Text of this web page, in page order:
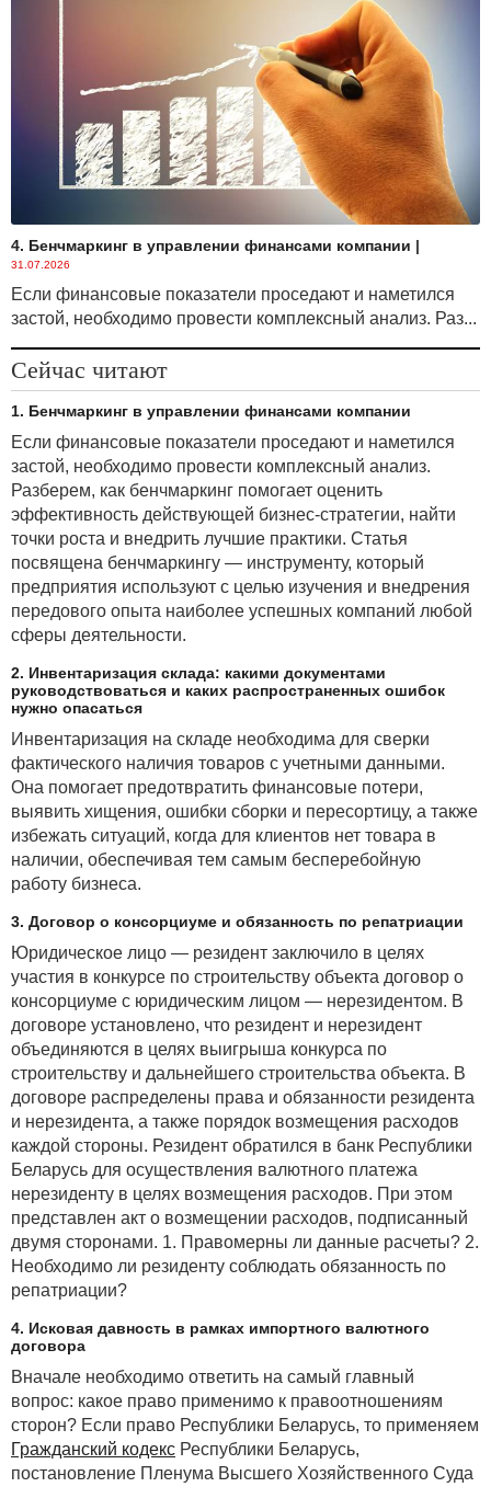
4. Бенчмаркинг в управлении финансами компании |
31.07.2026
Если финансовые показатели проседают и наметился
застой, необходимо провести комплексный анализ. Раз...
Сейчас читают
1. Бенчмаркинг в управлении финансами компании
Если финансовые показатели проседают и наметился
застой, необходимо провести комплексный анализ.
Разберем, как бенчмаркинг помогает оценить
эффективность действующей бизнес-стратегии, найти
точки роста и внедрить лучшие практики. Статья
посвящена бенчмаркингу — инструменту, который
предприятия используют с целью изучения и внедрения
передового опыта наиболее успешных компаний любой
сферы деятельности.
2. Инвентаризация склада: какими документами
руководствоваться и каких распространенных ошибок
нужно опасаться
Инвентаризация на складе необходима для сверки
фактического наличия товаров с учетными данными.
Она помогает предотвратить финансовые потери,
выявить хищения, ошибки сборки и пересортицу, а также
избежать ситуаций, когда для клиентов нет товара в
наличии, обеспечивая тем самым бесперебойную
работу бизнеса.
3. Договор о консорциуме и обязанность по репатриации
Юридическое лицо — резидент заключило в целях
участия в конкурсе по строительству объекта договор о
консорциуме с юридическим лицом — нерезидентом. В
договоре установлено, что резидент и нерезидент
объединяются в целях выигрыша конкурса по
строительству и дальнейшего строительства объекта. В
договоре распределены права и обязанности резидента
и нерезидента, а также порядок возмещения расходов
каждой стороны. Резидент обратился в банк Республики
Беларусь для осуществления валютного платежа
нерезиденту в целях возмещения расходов. При этом
представлен акт о возмещении расходов, подписанный
двумя сторонами. 1. Правомерны ли данные расчеты? 2.
Необходимо ли резиденту соблюдать обязанность по
репатриации?
4. Исковая давность в рамках импортного валютного
договора
Вначале необходимо ответить на самый главный
вопрос: какое право применимо к правоотношениям
сторон? Если право Республики Беларусь, то применяем
Гражданский кодекс Республики Беларусь,
постановление Пленума Высшего Хозяйственного Суда